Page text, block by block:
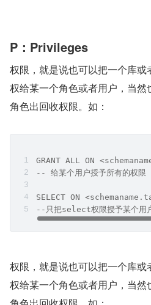
P：Privileges
权限，就是说也可以把一个库
权给某一个角色或者用户，当然
角色出回收权限。如：
GRANT ALL ON
-- 给某个用户授予所有的权限
SELECT ON
--只把select权限授予某个用
权限，就是说也可以把一个库
权给某一个角色或者用户，当然